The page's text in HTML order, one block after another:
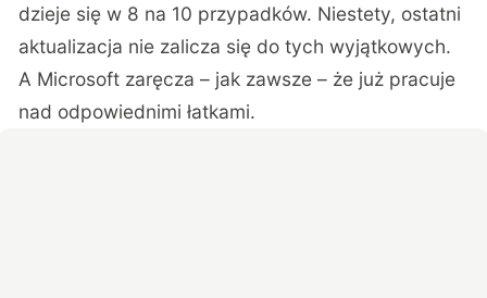
dzieje się w 8 na 10 przypadków. Niestety, ostatni
aktualizacja nie zalicza się do tych wyjątkowych.
A Microsoft zaręcza – jak zawsze – że już pracuje
nad odpowiednimi łatkami.